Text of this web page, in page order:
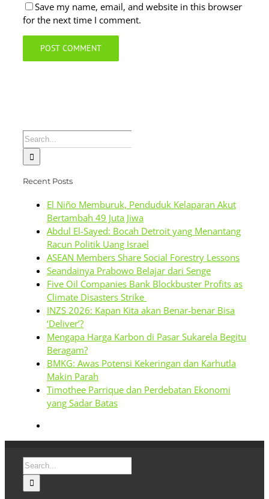
Save my name, email, and website in this browser
for the next time I comment.
Search
for:
Recent Posts
El Niño Memburuk, Penduduk Kelaparan Akut
Bertambah 49 Juta Jiwa
Abdul El-Sayed: Bocah Detroit yang Menantang
Racun Politik Uang Israel
ASEAN Members Share Social Forestry Lessons
Seandainya Prabowo Belajar dari Senge
Five Oil Companies Bank Blockbuster Profits as
Climate Disasters Strike
INZS 2026: Kapan Kita akan Benar-benar Bisa
‘Deliver’?
Mengapa Harga Karbon di Pasar Sukarela Begitu
Beragam?
BMKG: Awas Potensi Kekeringan dan Karhutla
Makin Parah
Timothee Parrique dan Perdebatan Ekonomi
yang Sadar Batas
Search
for: